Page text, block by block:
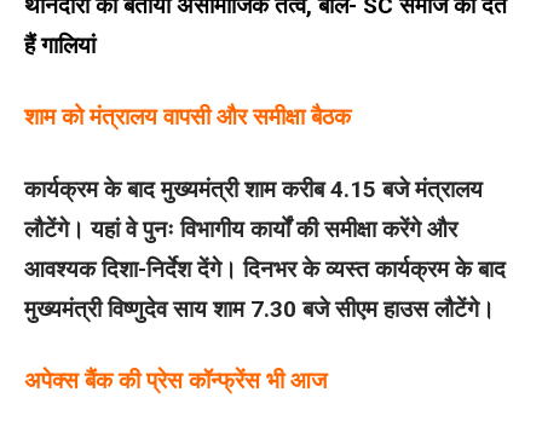
हैं गालियां
शाम को मंत्रालय वापसी और समीक्षा बैठक
कार्यक्रम के बाद मुख्यमंत्री शाम करीब 4.15 बजे मंत्रालय
लौटेंगे। यहां वे पुनः विभागीय कार्यों की समीक्षा करेंगे और
आवश्यक दिशा-निर्देश देंगे। दिनभर के व्यस्त कार्यक्रम के बाद
मुख्यमंत्री विष्णुदेव साय शाम 7.30 बजे सीएम हाउस लौटेंगे।
अपेक्स बैंक की प्रेस कॉन्फ्रेंस भी आज